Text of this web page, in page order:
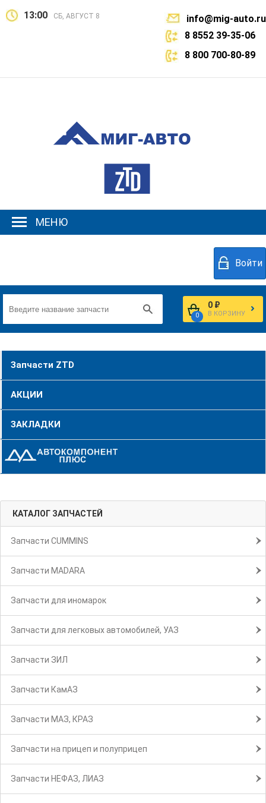
13:00 СБ, АВГУСТ 8
info@mig-auto.ru
8 8552 39-35-06
8 800 700-80-89
МЕНЮ
Войти
0
0 ₽
В КОРЗИНУ
Запчасти ZTD
АКЦИИ
ЗАКЛАДКИ
КАТАЛОГ ЗАПЧАСТЕЙ
Запчасти CUMMINS
Запчасти MADARA
Запчасти для иномарок
Запчасти для легковых автомобилей, УАЗ
Запчасти ЗИЛ
Запчасти КамАЗ
Запчасти МАЗ, КРАЗ
Запчасти на прицеп и полуприцеп
Запчасти НЕФАЗ, ЛИАЗ